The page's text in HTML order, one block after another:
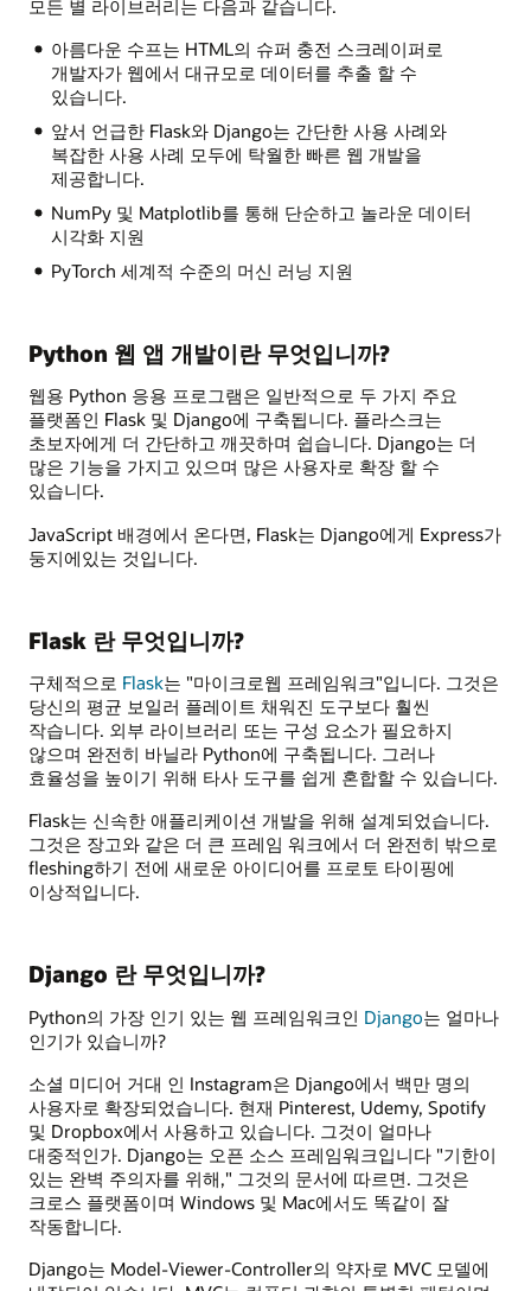
모든 별 라이브러리는 다음과 같습니다.
아름다운 수프는 HTML의 슈퍼 충전 스크레이퍼로
개발자가 웹에서 대규모로 데이터를 추출 할 수
있습니다.
앞서 언급한 Flask와 Django는 간단한 사용 사례와
복잡한 사용 사례 모두에 탁월한 빠른 웹 개발을
제공합니다.
NumPy 및 Matplotlib를 통해 단순하고 놀라운 데이터
시각화 지원
PyTorch 세계적 수준의 머신 러닝 지원
Python 웹 앱 개발이란 무엇입니까?
웹용 Python 응용 프로그램은 일반적으로 두 가지 주요
플랫폼인 Flask 및 Django에 구축됩니다. 플라스크는
초보자에게 더 간단하고 깨끗하며 쉽습니다. Django는 더
많은 기능을 가지고 있으며 많은 사용자로 확장 할 수
있습니다.
JavaScript 배경에서 온다면, Flask는 Django에게 Express가
둥지에있는 것입니다.
Flask 란 무엇입니까?
구체적으로 Flask는 "마이크로웹 프레임워크"입니다. 그것은
당신의 평균 보일러 플레이트 채워진 도구보다 훨씬
작습니다. 외부 라이브러리 또는 구성 요소가 필요하지
않으며 완전히 바닐라 Python에 구축됩니다. 그러나
효율성을 높이기 위해 타사 도구를 쉽게 혼합할 수 있습니다.
Flask는 신속한 애플리케이션 개발을 위해 설계되었습니다.
그것은 장고와 같은 더 큰 프레임 워크에서 더 완전히 밖으로
fleshing하기 전에 새로운 아이디어를 프로토 타이핑에
이상적입니다.
Django 란 무엇입니까?
Python의 가장 인기 있는 웹 프레임워크인 Django는 얼마나
인기가 있습니까?
소셜 미디어 거대 인 Instagram은 Django에서 백만 명의
사용자로 확장되었습니다. 현재 Pinterest, Udemy, Spotify
및 Dropbox에서 사용하고 있습니다. 그것이 얼마나
대중적인가. Django는 오픈 소스 프레임워크입니다 "기한이
있는 완벽 주의자를 위해," 그것의 문서에 따르면. 그것은
크로스 플랫폼이며 Windows 및 Mac에서도 똑같이 잘
작동합니다.
Django는 Model-Viewer-Controller의 약자로 MVC 모델에